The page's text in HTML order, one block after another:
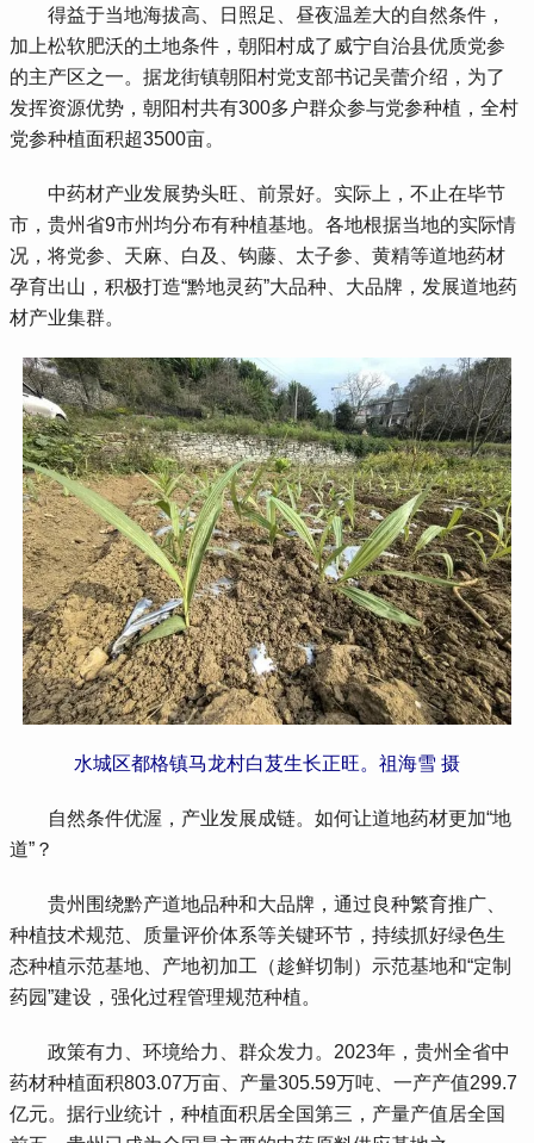
得益于当地海拔高、日照足、昼夜温差大的自然条件，
加上松软肥沃的土地条件，朝阳村成了威宁自治县优质党参
的主产区之一。据龙街镇朝阳村党支部书记吴蕾介绍，为了
发挥资源优势，朝阳村共有300多户群众参与党参种植，全村
党参种植面积超3500亩。
中药材产业发展势头旺、前景好。实际上，不止在毕节
市，贵州省9市州均分布有种植基地。各地根据当地的实际情
况，将党参、天麻、白及、钩藤、太子参、黄精等道地药材
孕育出山，积极打造“黔地灵药”大品种、大品牌，发展道地药
材产业集群。
水城区都格镇马龙村白芨生长正旺。祖海雪 摄
自然条件优渥，产业发展成链。如何让道地药材更加“地
道”？
贵州围绕黔产道地品种和大品牌，通过良种繁育推广、
种植技术规范、质量评价体系等关键环节，持续抓好绿色生
态种植示范基地、产地初加工（趁鲜切制）示范基地和“定制
药园”建设，强化过程管理规范种植。
政策有力、环境给力、群众发力。2023年，贵州全省中
药材种植面积803.07万亩、产量305.59万吨、一产产值299.7
亿元。据行业统计，种植面积居全国第三，产量产值居全国